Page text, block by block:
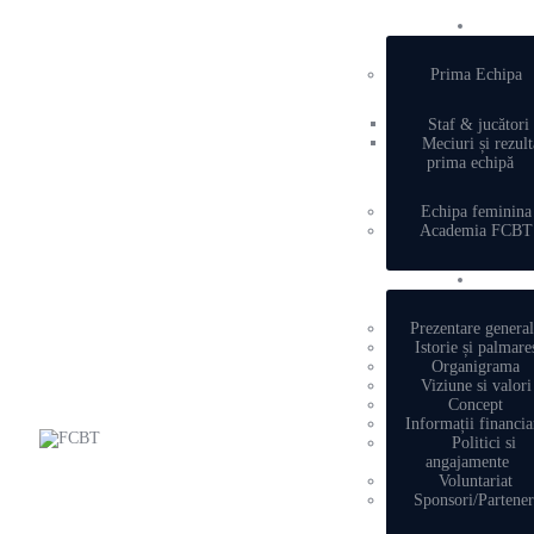
Prima Echipa
Staf & jucători
Meciuri și
prima echipă
Echipa feminina
Academia FCBT
Prezentare
Istorie și
Organigrama
Viziune si valori
Concept
Informații
Politici si
angajamente
Voluntariat
Sponsori/